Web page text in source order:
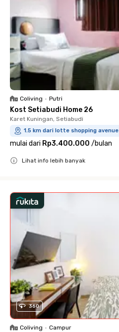
Coliving • Putri
Kost Setiabudi Home 26
Karet Kuningan, Setiabudi
1.5 km dari lotte shopping avenue
mulai dari Rp3.400.000 /bulan
Lihat info lebih banyak
360
Coliving • Campur